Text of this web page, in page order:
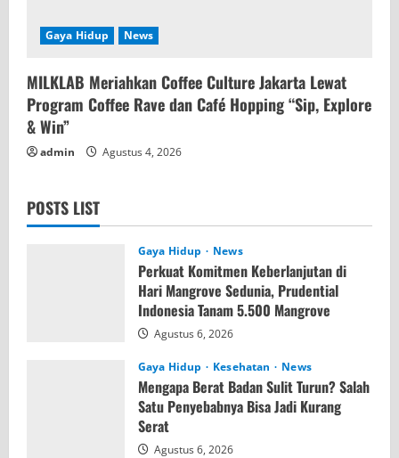
Gaya Hidup News
MILKLAB Meriahkan Coffee Culture Jakarta Lewat
Program Coffee Rave dan Café Hopping “Sip, Explore
& Win”
admin Agustus 4, 2026
POSTS LIST
Gaya Hidup News
Perkuat Komitmen Keberlanjutan di
Hari Mangrove Sedunia, Prudential
Indonesia Tanam 5.500 Mangrove
Agustus 6, 2026
Gaya Hidup Kesehatan News
Mengapa Berat Badan Sulit Turun? Salah
Satu Penyebabnya Bisa Jadi Kurang
Serat
Agustus 6, 2026